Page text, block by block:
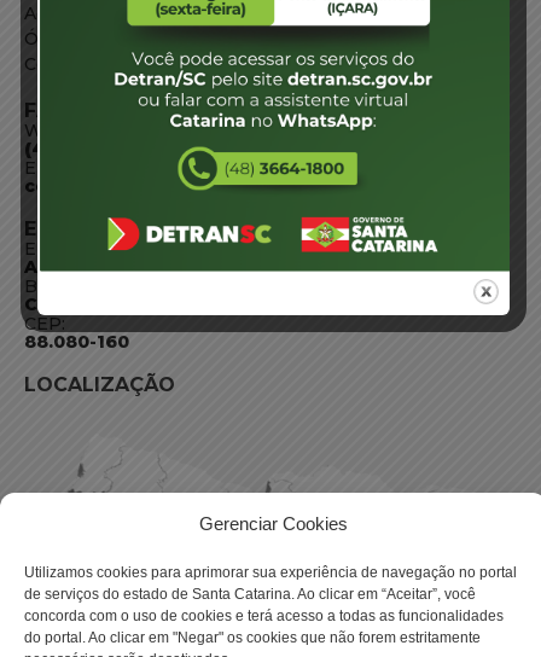
Gerenciar Cookies
Utilizamos cookies para aprimorar sua experiência de navegação no portal
de serviços do estado de Santa Catarina. Ao clicar em “Aceitar”, você
concorda com o uso de cookies e terá acesso a todas as funcionalidades
do portal. Ao clicar em "Negar" os cookies que não forem estritamente
Acesso à Informação
Órgãos do Governo
Conheça SC
FALE CONOSCO
WhatsApp:
(48) 3664-1800
E-mail:
centraldeinformacoes@detran.sc.gov.br
ENDEREÇO
Endereço:
Av. Almirante Tamandaré - 480
Bairro:
Coqueiros, Florianópolis SC
CEP:
88.080-160
LOCALIZAÇÃO